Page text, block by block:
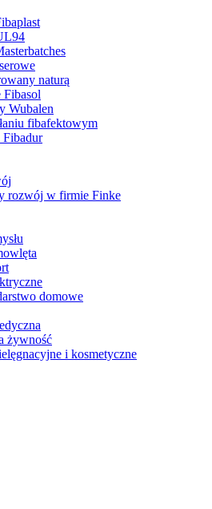
naturą
Fibasol
Wubalen
fibafektowym
Fibadur
rozwój w firmie Finke
domowe
żywność
i kosmetyczne